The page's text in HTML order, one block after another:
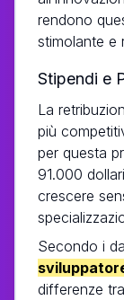
rendono
stimolante e
Stipendi e
La
più
per questa
91.000
crescere
Secondo i
differenze